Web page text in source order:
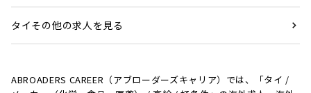
タイその他の求人を見る
ABROADERS CAREER（アブローダーズキャリア）では、「タイ /